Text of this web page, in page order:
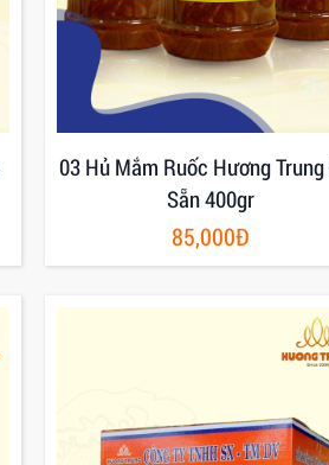
03 Hủ Mắm Ruốc Hương Trung
Sẵn 400gr
85,000Đ